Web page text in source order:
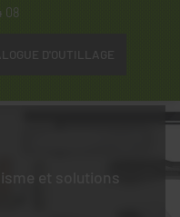
08
D'OUTILLAGE
et solutions